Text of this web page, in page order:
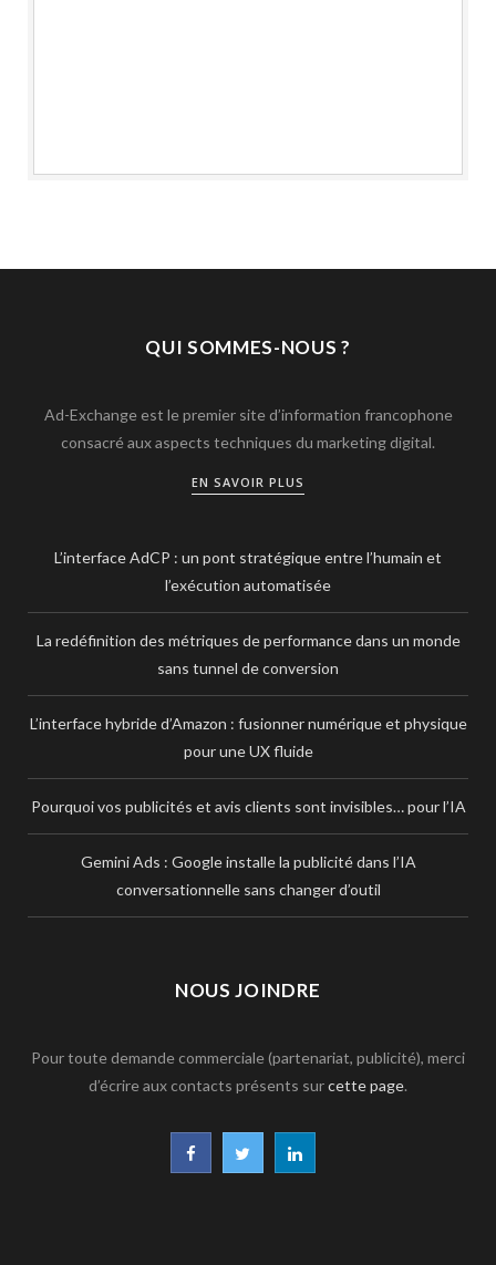
QUI SOMMES-NOUS ?
Ad-Exchange est le premier site d’information francophone
consacré aux aspects techniques du marketing digital.
EN SAVOIR PLUS
L’interface AdCP : un pont stratégique entre l’humain et
l’exécution automatisée
La redéfinition des métriques de performance dans un monde
sans tunnel de conversion
L’interface hybride d’Amazon : fusionner numérique et physique
pour une UX fluide
Pourquoi vos publicités et avis clients sont invisibles… pour l’IA
Gemini Ads : Google installe la publicité dans l’IA
conversationnelle sans changer d’outil
NOUS JOINDRE
Pour toute demande commerciale (partenariat, publicité), merci
d’écrire aux contacts présents surcette page.
F L